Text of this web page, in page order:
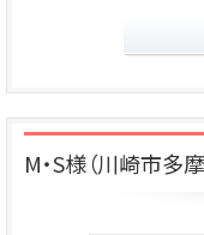
M・S様（川崎市多